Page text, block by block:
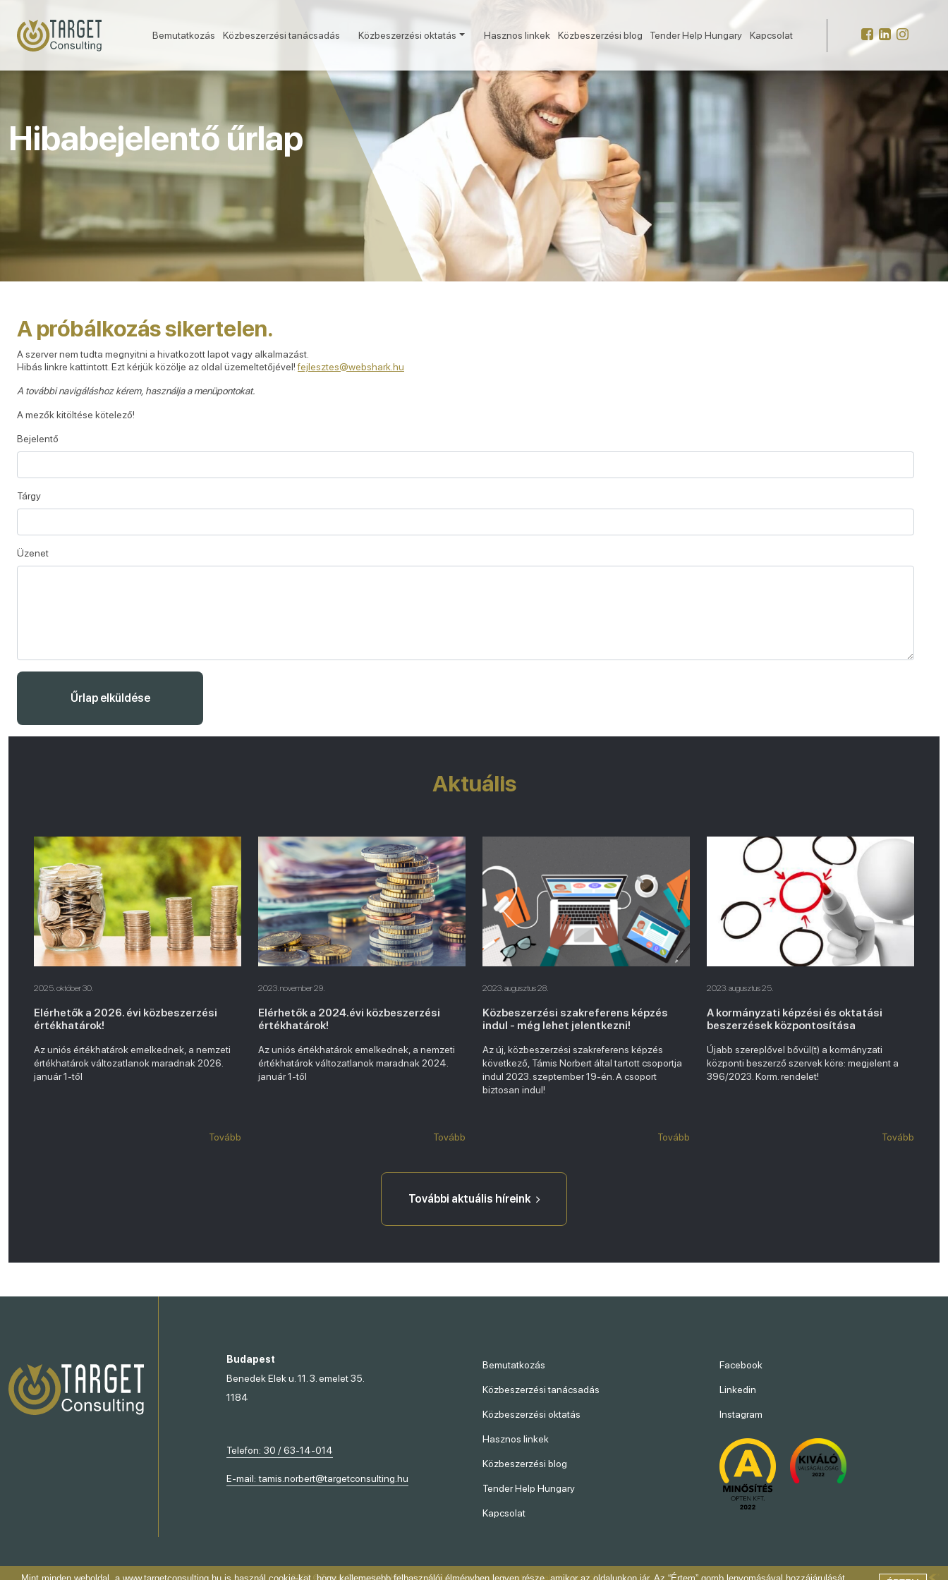
Bemutatkozás Közbeszerzési tanácsadás Közbeszerzési oktatás Hasznos linkek Közbeszerzési blog Tender Help Hungary Kapcsolat
Hibabejelentő űrlap
A próbálkozás sikertelen.
A szerver nem tudta megnyitni a hivatkozott lapot vagy alkalmazást.
Hibás linkre kattintott. Ezt kérjük közölje az oldal üzemeltetőjével!fejlesztes@webshark.hu
A további navigáláshoz kérem, használja a menüpontokat.
A mezők kitöltése kötelező!
Bejelentő
Tárgy
Üzenet
Aktuális
2025. október 30.
Elérhetők a 2026. évi közbeszerzési
értékhatárok!
Az uniós értékhatárok emelkednek, a nemzeti
értékhatárok változatlanok maradnak 2026.
január 1-től
Tovább
2023. november 29.
Elérhetők a 2024.évi közbeszerzési
értékhatárok!
Az uniós értékhatárok emelkednek, a nemzeti
értékhatárok változatlanok maradnak 2024.
január 1-től
Tovább
2023. augusztus 28.
Közbeszerzési szakreferens képzés
indul - még lehet jelentkezni!
Az új, közbeszerzési szakreferens képzés
következő, Támis Norbert által tartott csoportja
indul 2023. szeptember 19-én. A csoport
biztosan indul!
Tovább
2023. augusztus 25.
A kormányzati képzési és oktatási
beszerzések központosítása
Újabb szereplővel bővül(t) a kormányzati
központi beszerző szervek köre: megjelent a
396/2023. Korm. rendelet!
Tovább
További aktuális híreink
Budapest
Benedek Elek u. 11. 3. emelet 35.
1184
Telefon: 30 / 63-14-014
E-mail: tamis.norbert@targetconsulting.hu
Bemutatkozás
Közbeszerzési tanácsadás
Közbeszerzési oktatás
Hasznos linkek
Közbeszerzési blog
Tender Help Hungary
Kapcsolat
Facebook
Linkedin
Instagram
2022 © Target Consulting Kft.Adatvédelem-Jogi nyilatkozat-Oldalinformációk